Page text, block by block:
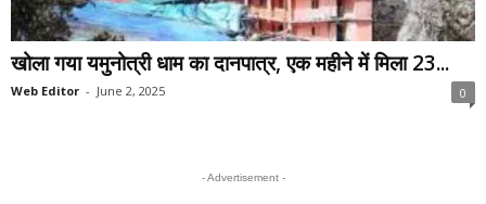
खोला गया यमुनोत्री धाम का दानपात्र, एक महीने में मिला 23...
Web Editor - June 2, 2025 0
- Advertisement -